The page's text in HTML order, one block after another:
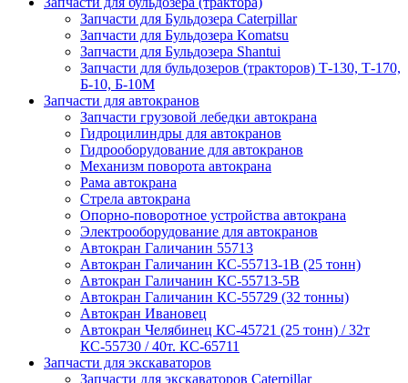
Запчасти для Бульдозера Caterpillar
Запчасти для Бульдозера Komatsu
Запчасти для Бульдозера Shantui
Запчасти для бульдозеров (тракторов) Т-130, Т-170,
Б-10, Б-10М
Запчасти для автокранов
Запчасти грузовой лебедки автокрана
Гидроцилиндры для автокранов
Гидрооборудование для автокранов
Механизм поворота автокрана
Рама автокрана
Стрела автокрана
Опорно-поворотное устройства автокрана
Электрооборудование для автокранов
Автокран Галичанин 55713
Автокран Галичанин КС-55713-1В (25 тонн)
Автокран Галичанин КС-55713-5В
Автокран Галичанин КС-55729 (32 тонны)
Автокран Ивановец
Автокран Челябинец КС-45721 (25 тонн) / 32т
КС-55730 / 40т. КС-65711
Запчасти для экскаваторов
Запчасти для экскаваторов Caterpillar